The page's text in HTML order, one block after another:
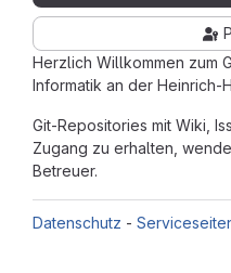
Herzlich Willkommen zum
Informatik an der Heinrich-
Git-Repositories mit Wiki,
Zugang zu erhalten,
Betreuer.
Datenschutz -